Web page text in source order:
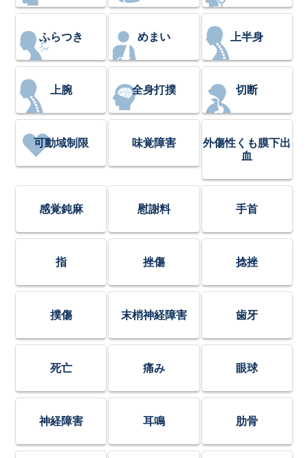
ふらつき めまい 上半身
上腕 全身打撲 切断
可動域制限 味覚障害
外傷性くも膜下出
血
感覚鈍麻 慰謝料 手首
指 挫傷 捻挫
撲傷 末梢神経障害 歯牙
死亡 痛み 眼球
神経障害 耳鳴 肋骨